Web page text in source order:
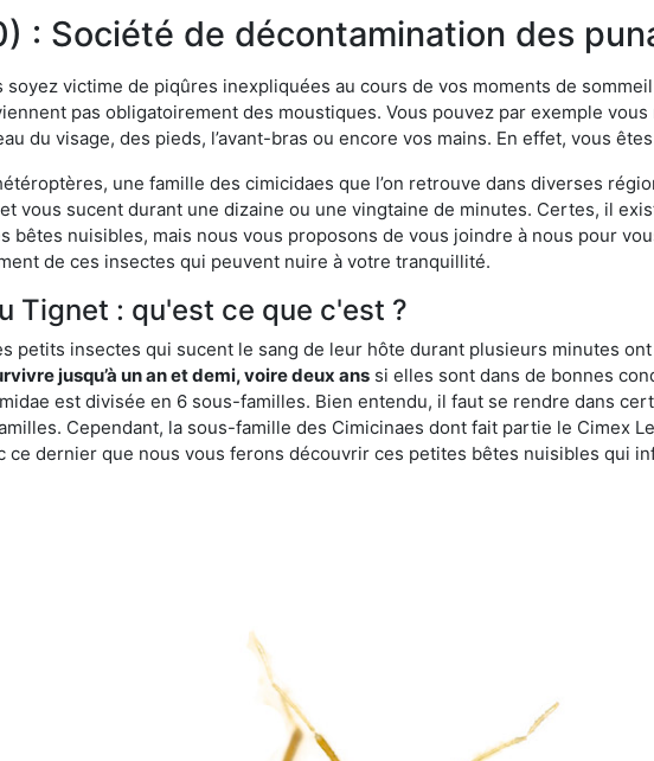
: Société de décontamination des
victime de piqûres inexpliquées au cours de vos moments de
pas obligatoirement des moustiques. Vous pouvez par exemple
du visage, des pieds, l’avant-bras ou encore vos mains. En effet, vous
une famille des cimicidaes que l’on retrouve dans diverses
vous sucent durant une dizaine ou une vingtaine de minutes. Certes, il
bêtes nuisibles, mais nous vous proposons de vous joindre à nous pour
de ces insectes qui peuvent nuire à votre tranquillité.
Tignet : qu'est ce que c'est ?
petits insectes qui sucent le sang de leur hôte durant plusieurs minutes
jusqu’à un an et demi, voire deux ans si elles sont dans de bonnes
est divisée en 6 sous-familles. Bien entendu, il faut se rendre dans
Cependant, la sous-famille des Cimicinaes dont fait partie le Cimex
ce dernier que nous vous ferons découvrir ces petites bêtes nuisibles qui